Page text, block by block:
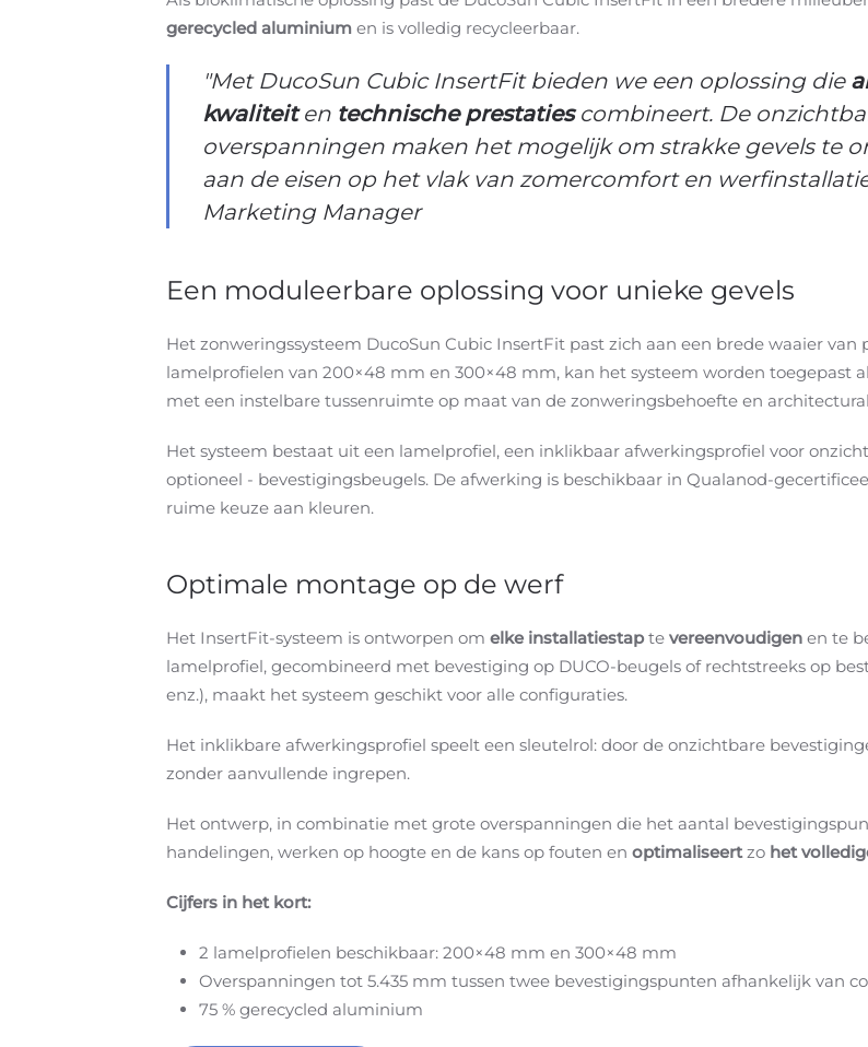
gerecycled aluminium en is volledig recycleerbaar.
"Met DucoSun Cubic InsertFit bieden we een oplossing die
kwaliteiten technische prestatiescombineert. De
overspanningen maken het mogelijk om strakke gevels te
aan de eisen op het vlak van zomercomfort en
Marketing Manager
Een moduleerbare oplossing voor unieke gevels
Het zonweringssysteem DucoSun Cubic InsertFit past zich aan een brede waaier
lamelprofielen van 200×48 mm en 300×48 mm, kan het systeem worden toegepast
met een instelbare tussenruimte op maat van de zonweringsbehoefte en
Het systeem bestaat uit een lamelprofiel, een inklikbaar afwerkingsprofiel voor
optioneel - bevestigingsbeugels. De afwerking is beschikbaar in Qualanod-
ruime keuze aan kleuren.
Optimale montage op de werf
Het InsertFit-systeem is ontworpen om elke installatiestapte vereenvoudigen en te
lamelprofiel, gecombineerd met bevestiging op DUCO-beugels of rechtstreeks op
enz.), maakt het systeem geschikt voor alle configuraties.
Het inklikbare afwerkingsprofiel speelt een sleutelrol: door de onzichtbare
zonder aanvullende ingrepen.
Het ontwerp, in combinatie met grote overspanningen die het aantal
handelingen, werken op hoogte en de kans op fouten en optimaliseertzo het
Cijfers in het kort:
2 lamelprofielen beschikbaar: 200×48 mm en 300×48 mm
Overspanningen tot 5.435 mm tussen twee bevestigingspunten afhankelijk van
75 % gerecycled aluminium